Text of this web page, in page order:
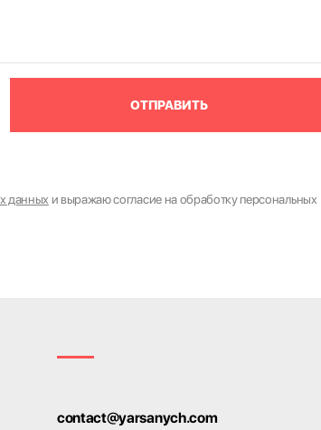
ОТПРАВИТЬ
данных и выражаю согласие на обработку персональных
contact@yarsanych.com